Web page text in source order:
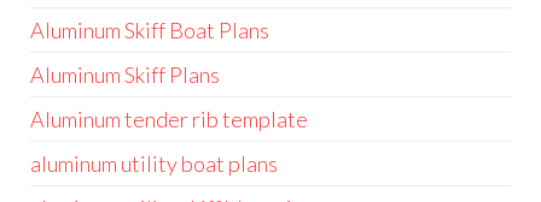
Aluminum Skiff Boat Plans
Aluminum Skiff Plans
Aluminum tender rib template
aluminum utility boat plans